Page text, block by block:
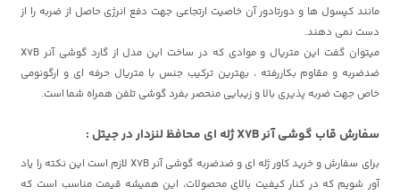
مانند کپسول ها و دورتادور آن خاصیت ارتجاعی جهت دفع انرژی حاصل از ضربه را از
دست نمی دهند.
میتوان گفت این متریال و موادی که در ساخت این مدل از گارد گوشی آنر X7B
ضدضربه و مقاوم بکاررفته ، بهترین ترکیب جنس با متریال حرفه ای و ارگونومی
خاص جهت ضربه پذیری بالا و زیبایی منحصر بفرد گوشی تلفن همراه شما است.
سفارش قاب گوشی آنر X7B ژله ای محافظ لنزدار در جیتل :
برای سفارش و خرید کاور ژله ای و ضدضربه گوشی آنر X7B لازم است این نکته را یاد
آور شویم که در کنار کیفیت بالای محصولات، این همیشه قیمت مناسب است که